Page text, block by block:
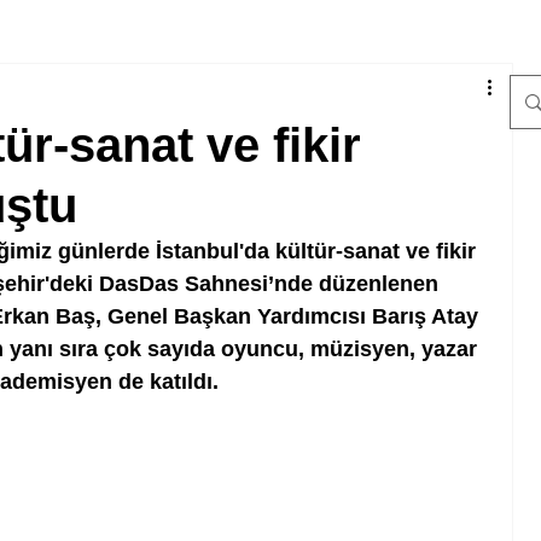
sanat ve fikir
günlerde İstanbul'da kültür-sanat ve fikir
DasDas Sahnesi’nde düzenlenen
Baş, Genel Başkan Yardımcısı Barış Atay
sıra çok sayıda oyuncu, müzisyen, yazar
de katıldı.